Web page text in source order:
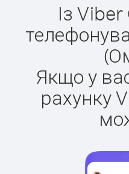
Із
Якщо у
рахунку